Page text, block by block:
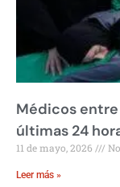
Médicos entre
últimas 24
11 de mayo, 2026
Leer más »